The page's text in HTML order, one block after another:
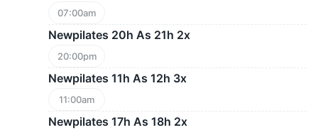
07:00am
Newpilates 20h As 21h 2x
20:00pm
Newpilates 11h As 12h 3x
11:00am
Newpilates 17h As 18h 2x